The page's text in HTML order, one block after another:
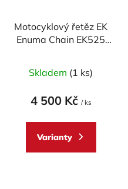
Motocyklový řetěz EK
Enuma Chain EK525
Skladem (1 ks)
4 500 Kč / ks
Varianty